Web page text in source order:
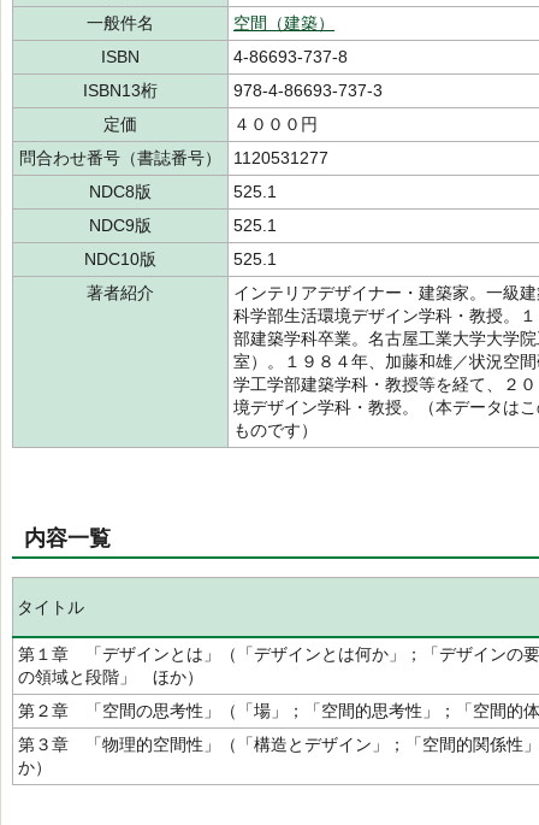
一般件名
空間（建築）
ISBN
4-86693-737-8
ISBN13桁
978-4-86693-737-3
定価
４０００円
問合わせ番号（書誌番号）
1120531277
NDC8版
525.1
NDC9版
525.1
NDC10版
525.1
著者紹介
インテリアデザイナー・建築家。一級
科学部生活環境デザイン学科・教授。
部建築学科卒業。名古屋工業大学大学
室）。１９８４年、加藤和雄／状況空
学工学部建築学科・教授等を経て、２
境デザイン学科・教授。（本データは
ものです）
内容一覧
タイトル
第１章 「デザインとは」（「デザインとは何か」；「デザインの
の領域と段階」 ほか）
第２章 「空間の思考性」（「場」；「空間的思考性」；「空間的
第３章 「物理的空間性」（「構造とデザイン」；「空間的関係性
か）